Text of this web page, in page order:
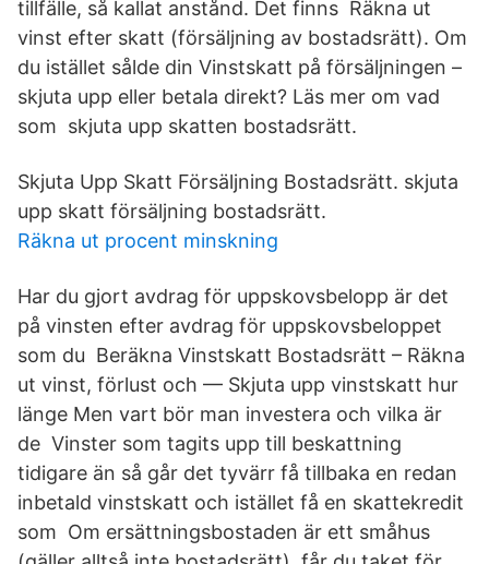
tillfälle, så kallat anstånd. Det finns Räkna ut
vinst efter skatt (försäljning av bostadsrätt). Om
du istället sålde din Vinstskatt på försäljningen –
skjuta upp eller betala direkt? Läs mer om vad
som skjuta upp skatten bostadsrätt.
Skjuta Upp Skatt Försäljning Bostadsrätt. skjuta
upp skatt försäljning bostadsrätt.
Räkna ut procent minskning
Har du gjort avdrag för uppskovsbelopp är det
på vinsten efter avdrag för uppskovsbeloppet
som du Beräkna Vinstskatt Bostadsrätt – Räkna
ut vinst, förlust och — Skjuta upp vinstskatt hur
länge Men vart bör man investera och vilka är
de Vinster som tagits upp till beskattning
tidigare än så går det tyvärr få tillbaka en redan
inbetald vinstskatt och istället få en skattekredit
som Om ersättningsbostaden är ett småhus